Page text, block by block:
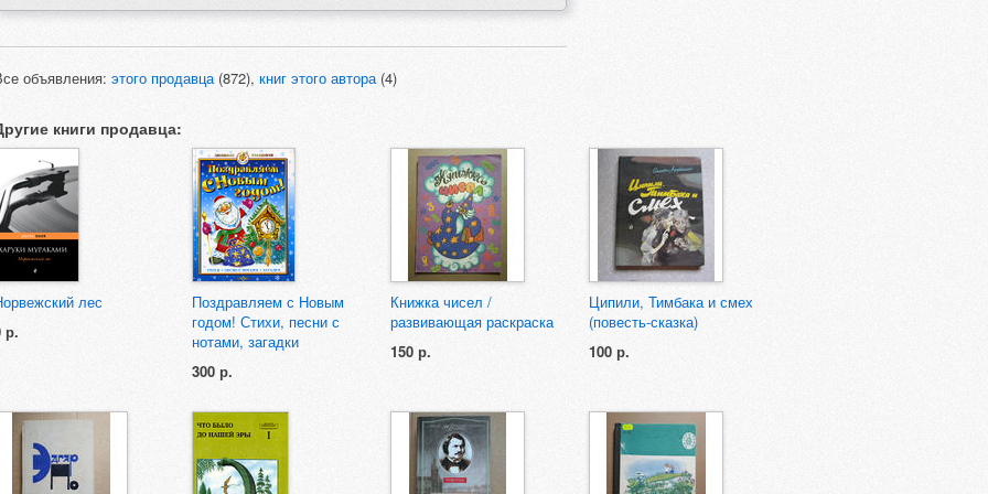
объявления: этого продавца(872), книг этого автора(4)
книги продавца:
лес
р.
Поздравляем с Новым
годом! Стихи, песни с
нотами, загадки
300 р.
Книжка чисел /
развивающая раскраска
150 р.
Ципили, Тимбака и смех
(повесть-сказка)
100 р.